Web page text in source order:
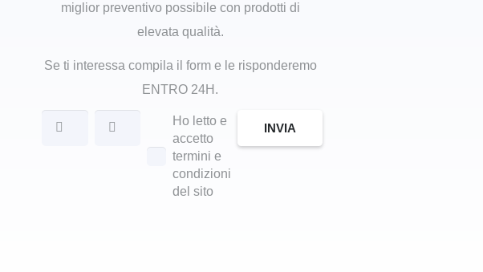
miglior preventivo possibile con prodotti di
elevata qualità.
Se ti interessa compila il form e le risponderemo
ENTRO 24H.
Ho letto e
accetto
termini e
condizioni
del sito
INVIA